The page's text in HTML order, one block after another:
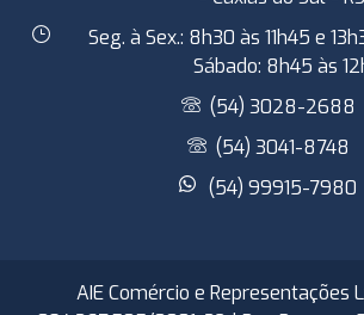
Seg. à Sex.: 8h30 às 11h45 e
Sábado: 8h45 às
(54) 3028-2688
(54) 3041-8748
(54) 99915-7980
AIE Comércio e Representações